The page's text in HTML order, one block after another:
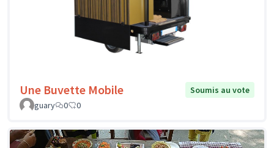
Une Buvette Mobile
Soumis au vote
guary
0 0